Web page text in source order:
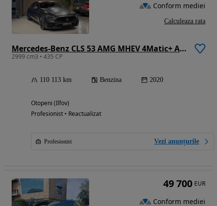
Mercedes-Benz CLS 53 AMG MHEV 4Matic+ Aut.
2999 cm3 • 435 CP
110 113 km Benzina 2020
Otopeni (Ilfov)
Profesionist • Reactualizat
Profesionist Vezi anunțurile
Conform mediei
Calculeaza rata
49 700 EUR
Conform mediei